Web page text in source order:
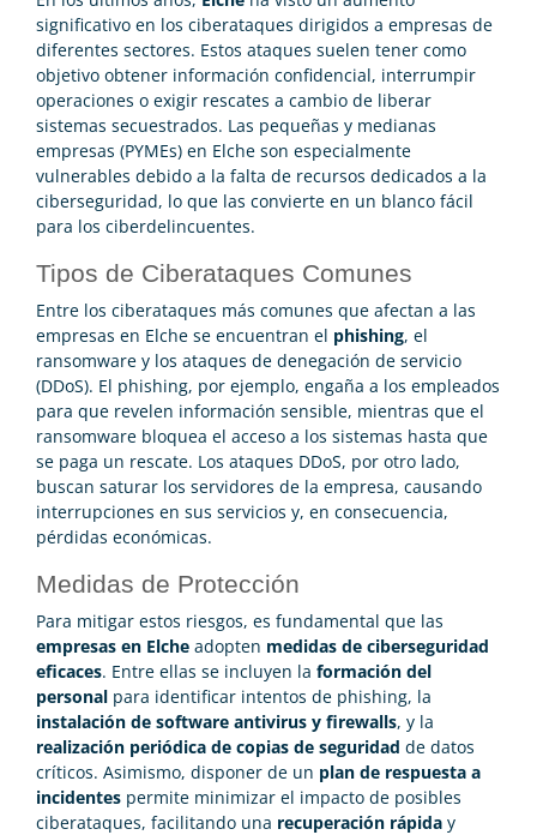
significativo en los ciberataques dirigidos a empresas de
diferentes sectores. Estos ataques suelen tener como
objetivo obtener información confidencial, interrumpir
operaciones o exigir rescates a cambio de liberar
sistemas secuestrados. Las pequeñas y medianas
empresas (PYMEs) en Elche son especialmente
vulnerables debido a la falta de recursos dedicados a la
ciberseguridad, lo que las convierte en un blanco fácil
para los ciberdelincuentes.
Tipos de Ciberataques Comunes
Entre los ciberataques más comunes que afectan a las
empresas en Elche se encuentran el phishing, el
ransomware y los ataques de denegación de servicio
(DDoS). El phishing, por ejemplo, engaña a los empleados
para que revelen información sensible, mientras que el
ransomware bloquea el acceso a los sistemas hasta que
se paga un rescate. Los ataques DDoS, por otro lado,
buscan saturar los servidores de la empresa, causando
interrupciones en sus servicios y, en consecuencia,
pérdidas económicas.
Medidas de Protección
Para mitigar estos riesgos, es fundamental que las
empresas en Elche adopten medidas de ciberseguridad
eficaces. Entre ellas se incluyen la formación del
personal para identificar intentos de phishing, la
instalación de software antivirus y firewalls, y la
realización periódica de copias de seguridad de datos
críticos. Asimismo, disponer de un plan de respuesta a
incidentes permite minimizar el impacto de posibles
ciberataques, facilitando una recuperación rápida y